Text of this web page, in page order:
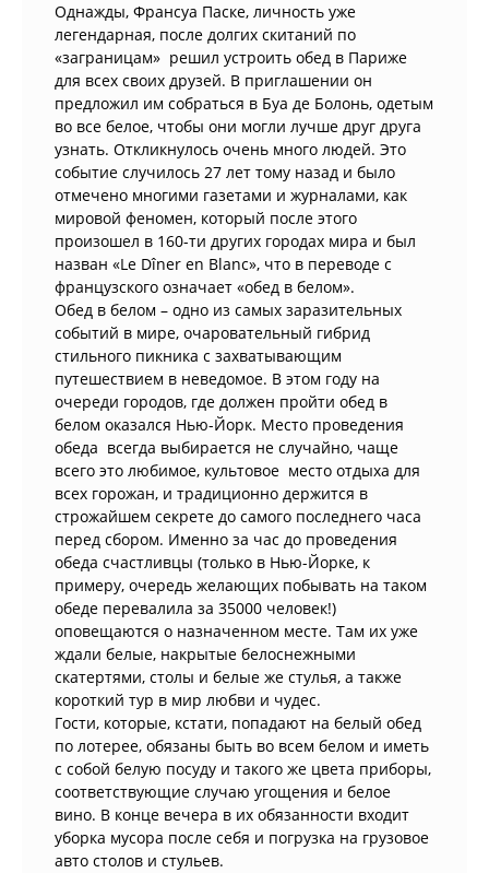
Однажды, Франсуа Паске, личность уже
легендарная, после долгих скитаний по
«заграницам» решил устроить обед в Париже
для всех своих друзей. В приглашении он
предложил им собраться в Буа де Болонь, одетым
во все белое, чтобы они могли лучше друг друга
узнать. Откликнулось очень много людей. Это
событие случилось 27 лет тому назад и было
отмечено многими газетами и журналами, как
мировой феномен, который после этого
произошел в 160-ти других городах мира и был
назван «Le Dîner en Blanc», что в переводе с
французского означает «обед в белом».
Обед в белом – одно из самых заразительных
событий в мире, очаровательный гибрид
стильного пикника с захватывающим
путешествием в неведомое. В этом году на
очереди городов, где должен пройти обед в
белом оказался Нью-Йорк. Место проведения
обеда всегда выбирается не случайно, чаще
всего это любимое, культовое место отдыха для
всех горожан, и традиционно держится в
строжайшем секрете до самого последнего часа
перед сбором. Именно за час до проведения
обеда счастливцы (только в Нью-Йорке, к
примеру, очередь желающих побывать на таком
обеде перевалила за 35000 человек!)
оповещаются о назначенном месте. Там их уже
ждали белые, накрытые белоснежными
скатертями, столы и белые же стулья, а также
короткий тур в мир любви и чудес.
Гости, которые, кстати, попадают на белый обед
по лотерее, обязаны быть во всем белом и иметь
с собой белую посуду и такого же цвета приборы,
соответствующие случаю угощения и белое
вино. В конце вечера в их обязанности входит
уборка мусора после себя и погрузка на грузовое
авто столов и стульев.